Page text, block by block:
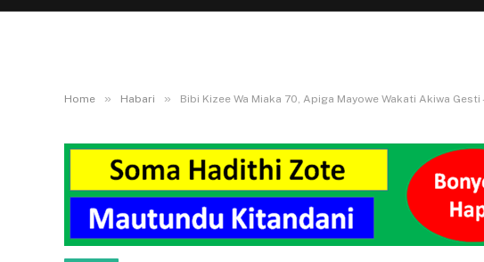
Home » Habari » Bibi Kizee Wa Miaka 70, Apiga Mayowe Wakati Akiwa Gesti